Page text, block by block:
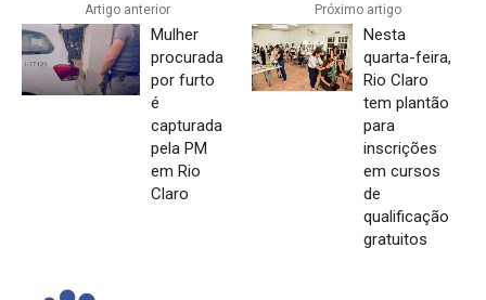
Artigo anterior
Mulher
procurada
por furto
é
capturada
pela PM
em Rio
Claro
Próximo artigo
Nesta
quarta-feira,
Rio Claro
tem plantão
para
inscrições
em cursos
de
qualificação
gratuitos